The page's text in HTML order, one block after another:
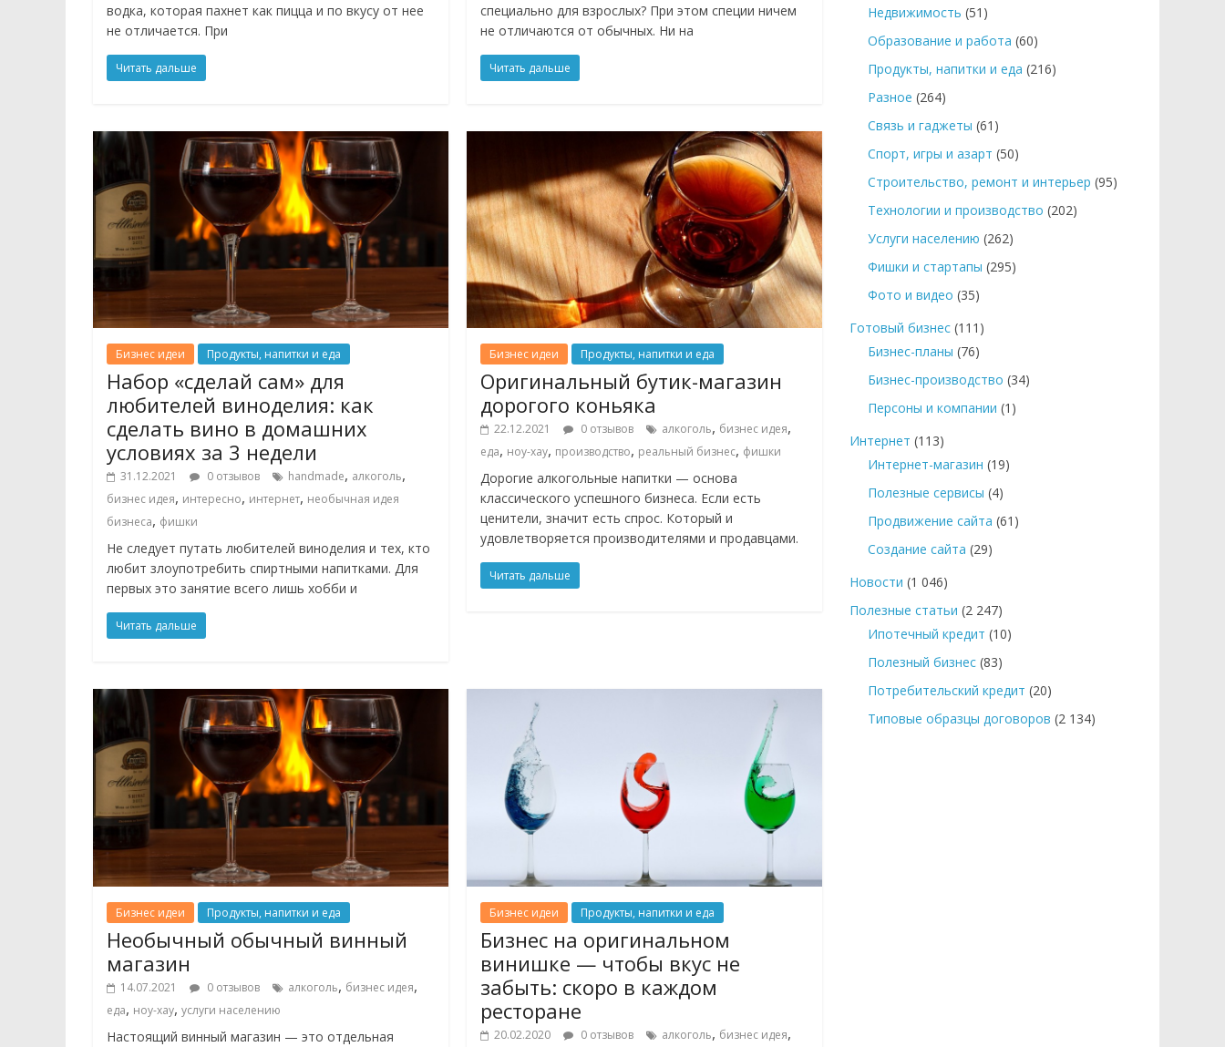
водка, которая пахнет как пицца и по вкусу от нее
не отличается. При
Читать дальше
специально для взрослых? При этом специи ничем
не отличаются от обычных. Ни на
Читать дальше
Бизнес идеи Продукты, напитки и еда
Набор «сделай сам» для
любителей виноделия: как
сделать вино в домашних
условиях за 3 недели
31.12.2021 0 отзывов handmade, алкоголь,
бизнес идея, интересно, интернет, необычная идея
бизнеса, фишки
Не следует путать любителей виноделия и тех, кто
любит злоупотребить спиртными напитками. Для
первых это занятие всего лишь хобби и
Читать дальше
Бизнес идеи Продукты, напитки и еда
Оригинальный бутик-магазин
дорогого коньяка
22.12.2021 0 отзывов алкоголь, бизнес идея,
еда, ноу-хау, производство, реальный бизнес, фишки
Дорогие алкогольные напитки — основа
классического успешного бизнеса. Если есть
ценители, значит есть спрос. Который и
удовлетворяется производителями и продавцами.
Читать дальше
Бизнес идеи Продукты, напитки и еда
Необычный обычный винный
магазин
14.07.2021 0 отзывов алкоголь, бизнес идея,
еда, ноу-хау, услуги населению
Настоящий винный магазин — это отдельная
Бизнес идеи Продукты, напитки и еда
Бизнес на оригинальном
винишке — чтобы вкус не
забыть: скоро в каждом
ресторане
20.02.2020 0 отзывов алкоголь, бизнес идея,
Недвижимость (51)
Образование и работа (60)
Продукты, напитки и еда (216)
Разное (264)
Связь и гаджеты (61)
Спорт, игры и азарт (50)
Строительство, ремонт и интерьер (95)
Технологии и производство (202)
Услуги населению (262)
Фишки и стартапы (295)
Фото и видео (35)
Готовый бизнес (111)
Бизнес-планы (76)
Бизнес-производство (34)
Персоны и компании (1)
Интернет (113)
Интернет-магазин (19)
Полезные сервисы (4)
Продвижение сайта (61)
Создание сайта (29)
Новости (1 046)
Полезные статьи (2 247)
Ипотечный кредит (10)
Полезный бизнес (83)
Потребительский кредит (20)
Типовые образцы договоров (2 134)